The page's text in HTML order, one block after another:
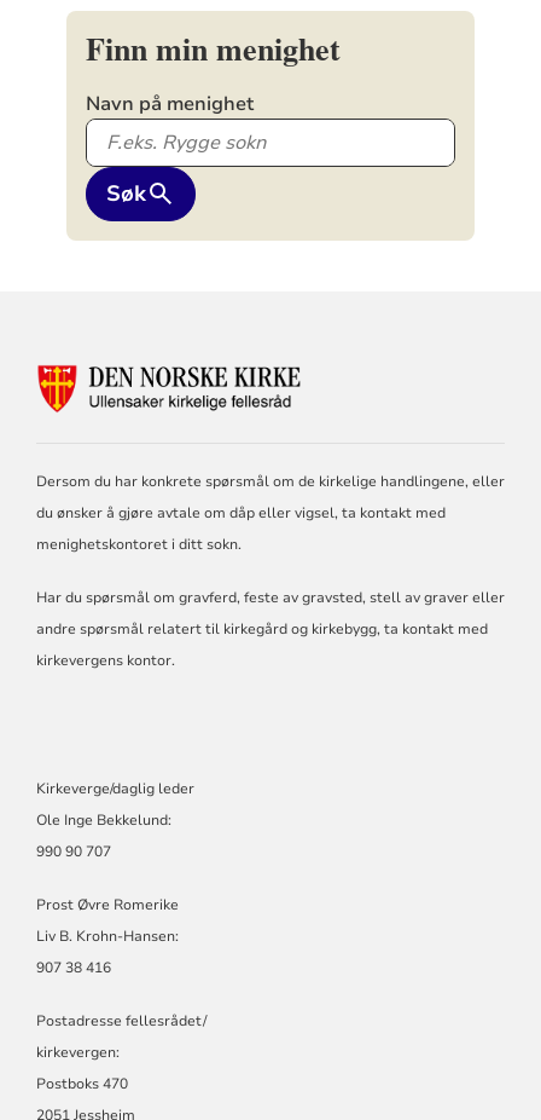
Finn min menighet
Navn på menighet
Søk
Dersom du har konkrete spørsmål om de kirkelige handlingene, eller
du ønsker å gjøre avtale om dåp eller vigsel, ta kontakt med
menighetskontoret i ditt sokn.
Har du spørsmål om gravferd, feste av gravsted, stell av graver eller
andre spørsmål relatert til kirkegård og kirkebygg, ta kontakt med
kirkevergens kontor.
Kirkeverge/daglig leder
Ole Inge Bekkelund:
990 90 707
Prost Øvre Romerike
Liv B. Krohn-Hansen:
907 38 416
Postadresse fellesrådet/
kirkevergen:
Postboks 470
2051 Jessheim